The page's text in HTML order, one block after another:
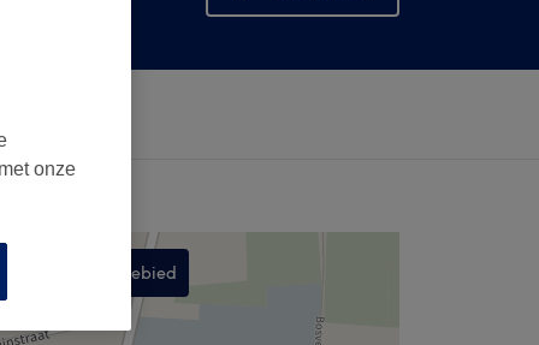
Bekijk kaart
Zoek in dit gebied
onze